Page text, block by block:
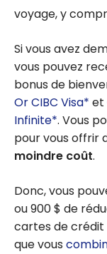
voyage, y
Si vous avez
vous pouvez
bonus de
Or CIBC Visa* et
Infinite*. Vous
pour vous offrir
moindre coût.
Donc, vous
ou 900 $ de
cartes de crédit
que vous